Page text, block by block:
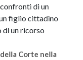
di un
figlio cittadino
di un ricorso
Corte nella